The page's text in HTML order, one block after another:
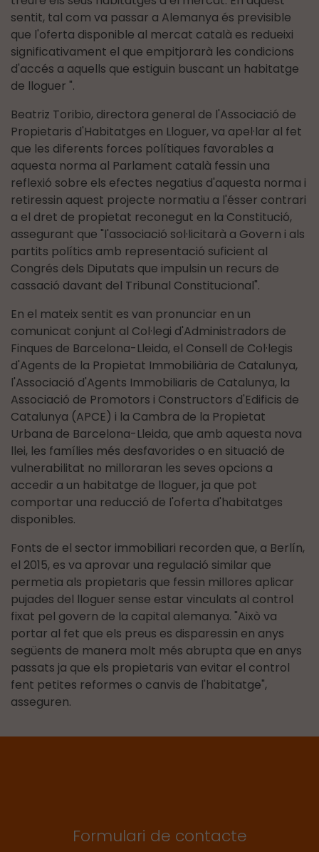
sentit, tal com va passar a Alemanya és previsible
que l'oferta disponible al mercat català es redueixi
significativament el que empitjorarà les condicions
d'accés a aquells que estiguin buscant un habitatge
de lloguer ".
Beatriz Toribio, directora general de l'Associació de
Propietaris d'Habitatges en Lloguer, va apel·lar al fet
que les diferents forces polítiques favorables a
aquesta norma al Parlament català fessin una
reflexió sobre els efectes negatius d'aquesta norma i
retiressin aquest projecte normatiu a l'ésser contrari
a el dret de propietat reconegut en la Constitució,
assegurant que "l'associació sol·licitarà a Govern i als
partits polítics amb representació suficient al
Congrés dels Diputats que impulsin un recurs de
cassació davant del Tribunal Constitucional".
En el mateix sentit es van pronunciar en un
comunicat conjunt al Col·legi d'Administradors de
Finques de Barcelona-Lleida, el Consell de Col·legis
d'Agents de la Propietat Immobiliària de Catalunya,
l'Associació d'Agents Immobiliaris de Catalunya, la
Associació de Promotors i Constructors d'Edificis de
Catalunya (APCE) i la Cambra de la Propietat
Urbana de Barcelona-Lleida, que amb aquesta nova
llei, les famílies més desfavorides o en situació de
vulnerabilitat no milloraran les seves opcions a
accedir a un habitatge de lloguer, ja que pot
comportar una reducció de l'oferta d'habitatges
disponibles.
Fonts de el sector immobiliari recorden que, a Berlín,
el 2015, es va aprovar una regulació similar que
permetia als propietaris que fessin millores aplicar
pujades del lloguer sense estar vinculats al control
fixat pel govern de la capital alemanya. "Això va
portar al fet que els preus es disparessin en anys
següents de manera molt més abrupta que en anys
passats ja que els propietaris van evitar el control
fent petites reformes o canvis de l'habitatge",
asseguren.
Formulari de contacte